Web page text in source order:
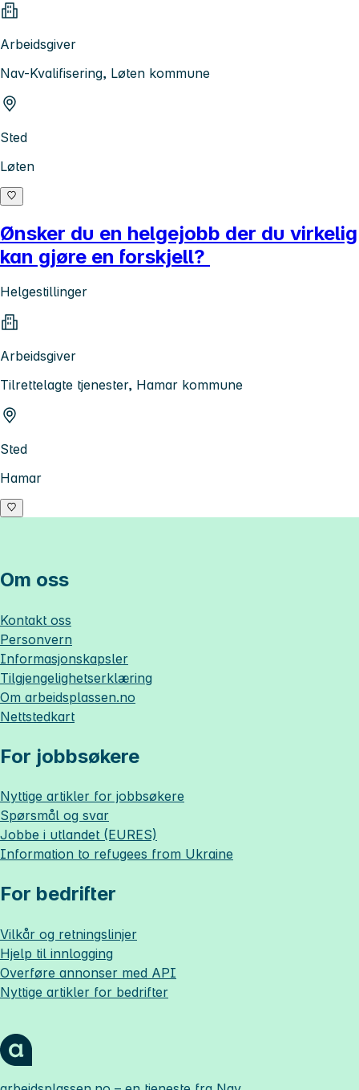
Arbeidsgiver
Nav-Kvalifisering, Løten kommune
Sted
Løten
Ønsker du en helgejobb der du virkelig
kan gjøre en forskjell?
Helgestillinger
Arbeidsgiver
Tilrettelagte tjenester, Hamar kommune
Sted
Hamar
Om oss
Kontakt oss
Personvern
Informasjonskapsler
Tilgjengelighetserklæring
Om arbeidsplassen.no
Nettstedkart
For jobbsøkere
Nyttige artikler for jobbsøkere
Spørsmål og svar
Jobbe i utlandet (EURES)
Information to refugees from Ukraine
For bedrifter
Vilkår og retningslinjer
Hjelp til innlogging
Overføre annonser med API
Nyttige artikler for bedrifter